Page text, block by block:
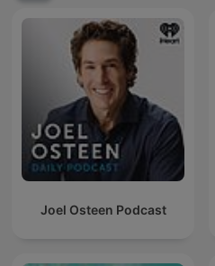
Joel Osteen Podcast